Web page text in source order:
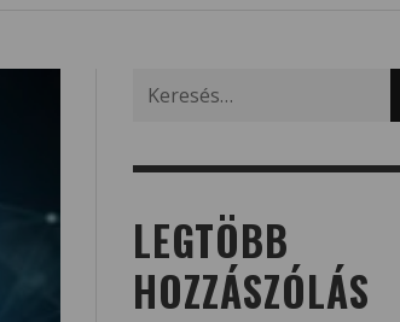
for:
LEGTÖBB
HOZZÁSZÓLÁS